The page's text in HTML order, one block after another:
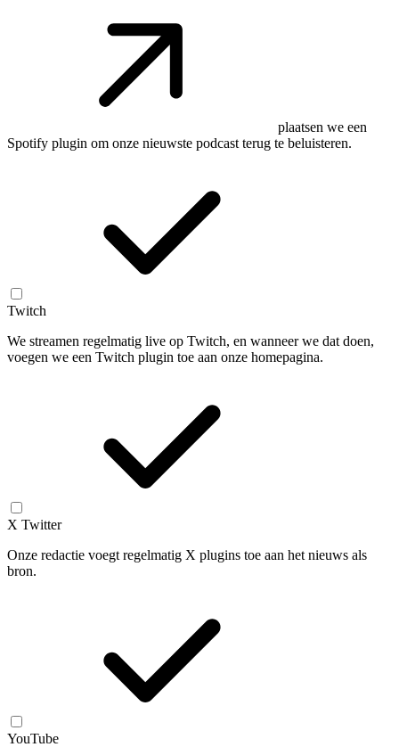
plaatsen we een
Spotify plugin om onze nieuwste podcast terug te beluisteren.
Twitch
We streamen regelmatig live op Twitch, en wanneer we dat doen,
voegen we een Twitch plugin toe aan onze homepagina.
X Twitter
Onze redactie voegt regelmatig X plugins toe aan het nieuws als
bron.
YouTube